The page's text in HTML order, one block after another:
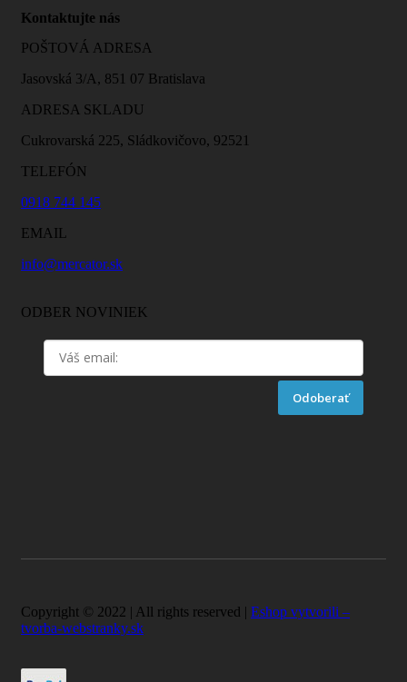
Kontaktujte nás
POŠTOVÁ ADRESA
Jasovská 3/A, 851 07 Bratislava
ADRESA SKLADU
Cukrovarská 225, Sládkovičovo, 92521
TELEFÓN
0918 744 145
EMAIL
info@mercator.sk
ODBER NOVINIEK
Odoberať
Copyright © 2022 | All rights reserved | Eshop vytvorili –
tvorba-webstranky.sk